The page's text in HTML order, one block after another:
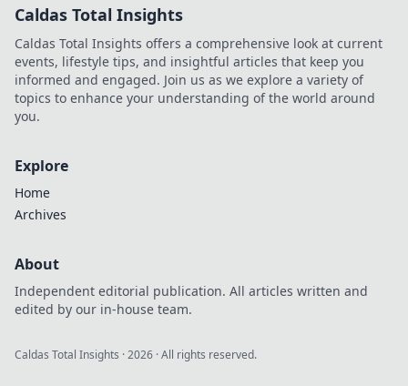
Caldas Total Insights
Caldas Total Insights offers a comprehensive look at current
events, lifestyle tips, and insightful articles that keep you
informed and engaged. Join us as we explore a variety of
topics to enhance your understanding of the world around
you.
Explore
Home
Archives
About
Independent editorial publication. All articles written and
edited by our in-house team.
Caldas Total Insights ·2026 · All rights reserved.